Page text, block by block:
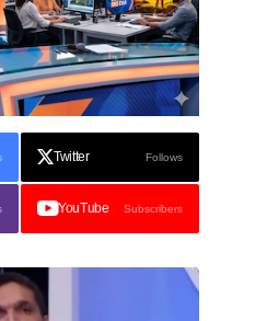
Twitter Follows
YouTube Subscribers